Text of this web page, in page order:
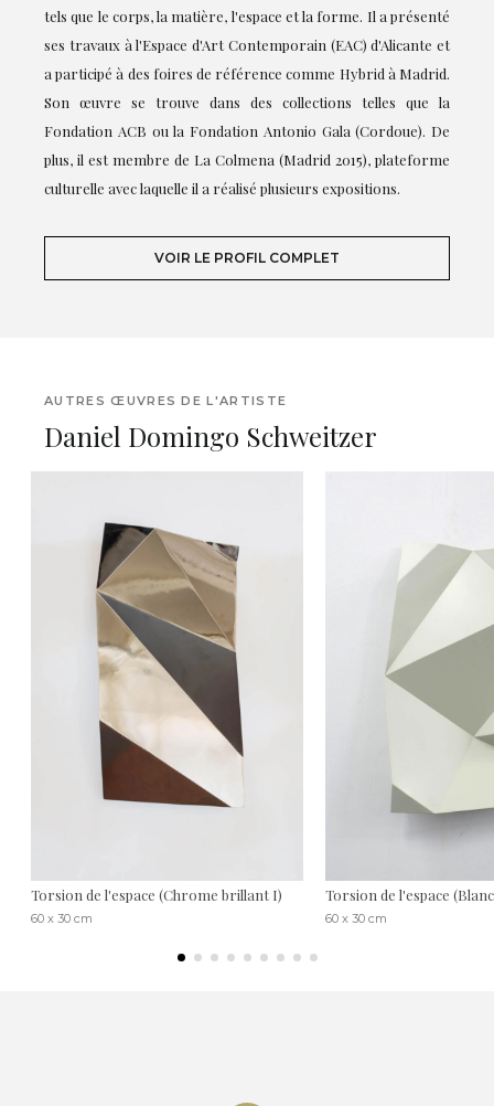
tels que le corps, la matière, l'espace et la forme. Il a présenté
ses travaux à l'Espace d'Art Contemporain (EAC) d'Alicante et
a participé à des foires de référence comme Hybrid à Madrid.
Son œuvre se trouve dans des collections telles que la
Fondation ACB ou la Fondation Antonio Gala (Cordoue). De
plus, il est membre de La Colmena (Madrid 2015), plateforme
culturelle avec laquelle il a réalisé plusieurs expositions.
VOIR LE PROFIL COMPLET
AUTRES ŒUVRES DE L'ARTISTE
Daniel Domingo Schweitzer
Torsion de l'espace (Chrome brillant I)
60 x 30 cm
Torsion de l'espace
60 x 30 cm